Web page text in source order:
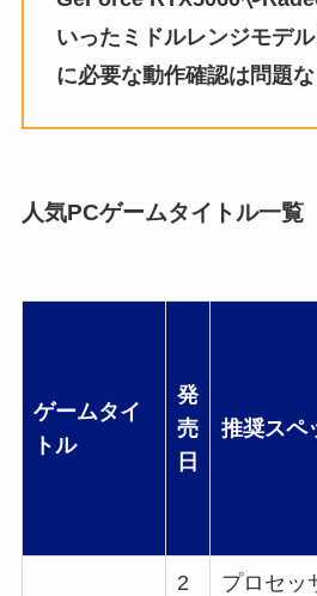
いったミドルレンジモデ
に必要な動作確認は問題な
人気PCゲームタイトル一覧
ゲームタイ
トル
発
売
日
推奨スペ
2
プロセッ